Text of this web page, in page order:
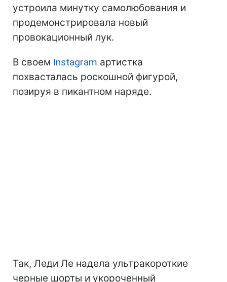
устроила минутку самолюбования и
продемонстрировала новый
провокационный лук.
В своем Instagram артистка
похвасталась роскошной фигурой,
позируя в пикантном наряде.
Так, Леди Ле надела ультракороткие
черные шорты и укороченный